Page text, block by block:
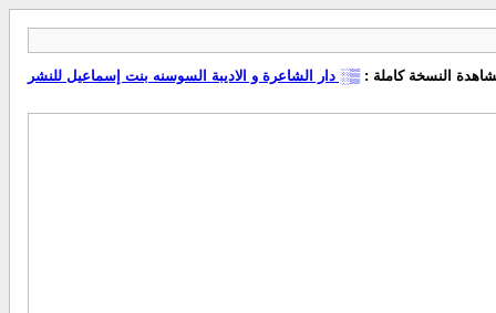
النسخة كاملة :▒░ دار الشاعرة و الاديبة السوسنه بنت إسماعيل للنشر